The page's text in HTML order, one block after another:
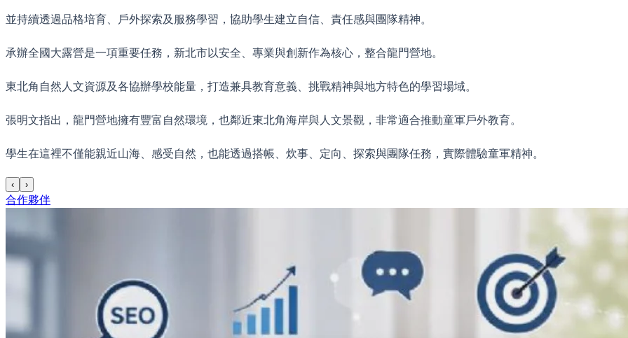
並持續透過品格培育、戶外探索及服務學習，協助學生建立自信、責任感與團隊精神。
承辦全國大露營是一項重要任務，新北市以安全、專業與創新作為核心，整合龍門營地。
東北角自然人文資源及各協辦學校能量，打造兼具教育意義、挑戰精神與地方特色的學習場域。
張明文指出，龍門營地擁有豐富自然環境，也鄰近東北角海岸與人文景觀，非常適合推動童軍戶外教育。
學生在這裡不僅能親近山海、感受自然，也能透過搭帳、炊事、定向、探索與團隊任務，實際體驗童軍精神。
‹ ›
合作夥伴